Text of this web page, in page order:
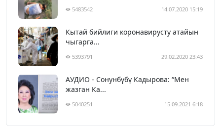
5483542 14.07.2020 15:19
Кытай бийлиги коронавирусту атайын
чыгарга...
5393791 29.02.2020 23:43
АУДИО - Сонунбүбү Кадырова: “Мен
жазган Ка...
5040251 15.09.2021 6:18